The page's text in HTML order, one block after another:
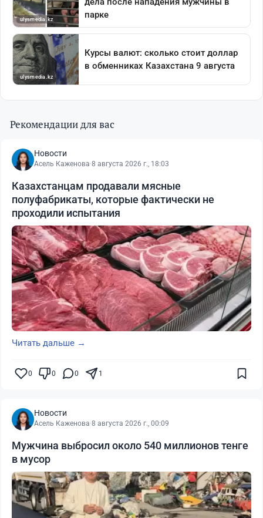
Рекомендации для вас
Новости
Асель Каженова·8 августа 2026 г., 18:03
Казахстанцам продавали мясные
полуфабрикаты, которые фактически не
проходили испытания
Читать дальше →
0 0 0 1
Новости
Асель Каженова·8 августа 2026 г., 00:09
Мужчина выбросил около 540 миллионов тенге
в мусор